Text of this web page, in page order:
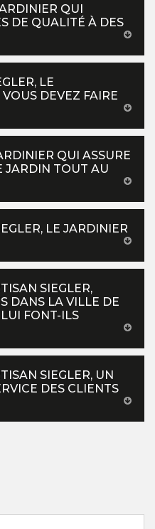
QUI
DE QUALITÉ À DES
LE
DEVEZ FAIRE
QUI ASSURE
JARDIN TOUT AU
LE JARDINIER
SIEGLER,
DANS LA VILLE DE
FONT-ILS
SIEGLER, UN
DES CLIENTS